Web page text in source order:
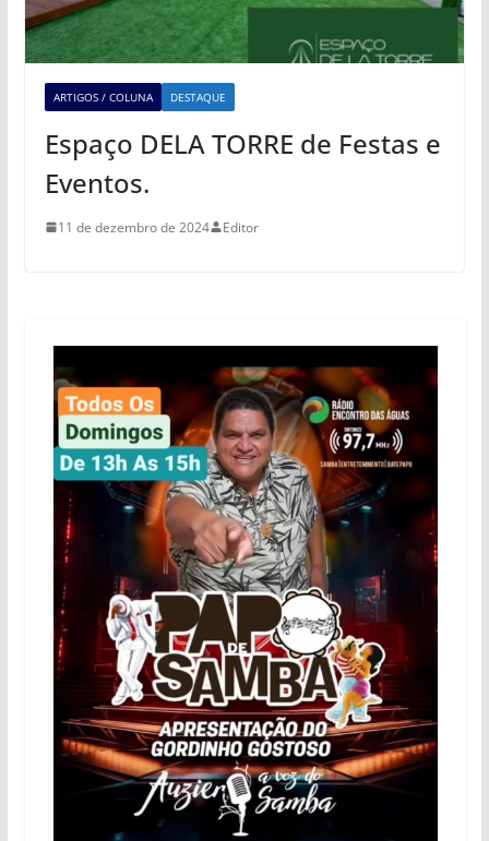
ARTIGOS / COLUNA DESTAQUE
Espaço DELA TORRE de Festas e
Eventos.
11 de dezembro de 2024 Editor